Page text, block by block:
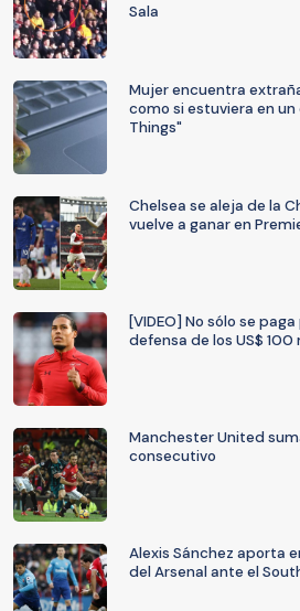
Sala
Mujer encuentra
como si estuviera en
Things"
Chelsea se aleja de la
vuelve a ganar en
[VIDEO] No sólo se
defensa de los US$ 100
Manchester United
consecutivo
Alexis Sánchez aporta
del Arsenal ante el